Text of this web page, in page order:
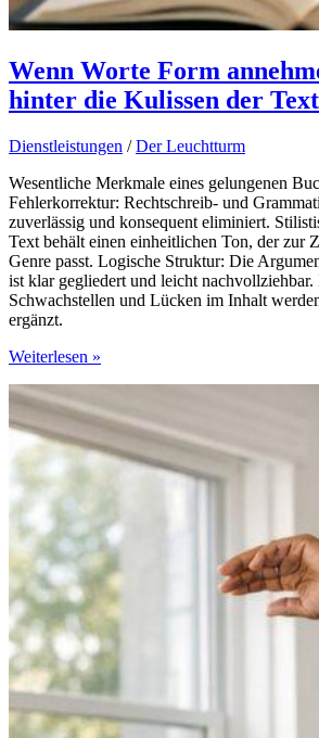
Wenn Worte Form
hinter die Kulissen der
Dienstleistungen /Der Leuchtturm
Wesentliche Merkmale eines gelungenen
Fehlerkorrektur: Rechtschreib- und
zuverlässig und konsequent eliminiert.
Text behält einen einheitlichen Ton, der zur
Genre passt. Logische Struktur: Die
ist klar gegliedert und leicht
Schwachstellen und Lücken im Inhalt
ergänzt.
Wenn
Form
annehmen:
Ein
Blick
Kulissen
der
Textveredelung
Weiterlesen »